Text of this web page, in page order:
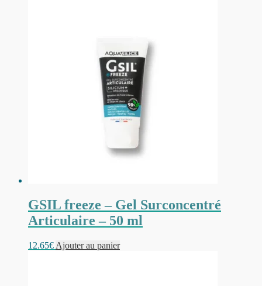
GSIL freeze – Gel Surconcentré
Articulaire – 50 ml
12.65€ Ajouter au panier